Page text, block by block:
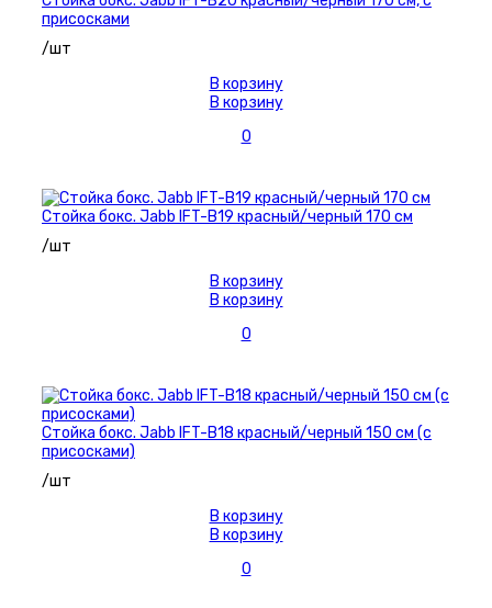
присосками
/шт
В корзину
В корзину
0
Стойка бокс. Jabb IFT-B19 красный/черный 170 см
/шт
В корзину
В корзину
0
Стойка бокс. Jabb IFT-B18 красный/черный 150 см (с
присосками)
/шт
В корзину
В корзину
0